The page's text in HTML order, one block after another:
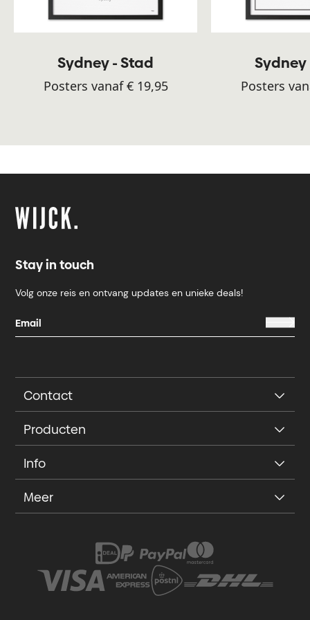
Sydney - Stad
Posters vanaf € 19,95 Posters
Stay in touch
Volg onze reis en ontvang updates en unieke deals!
Contact
Producten
Info
Meer